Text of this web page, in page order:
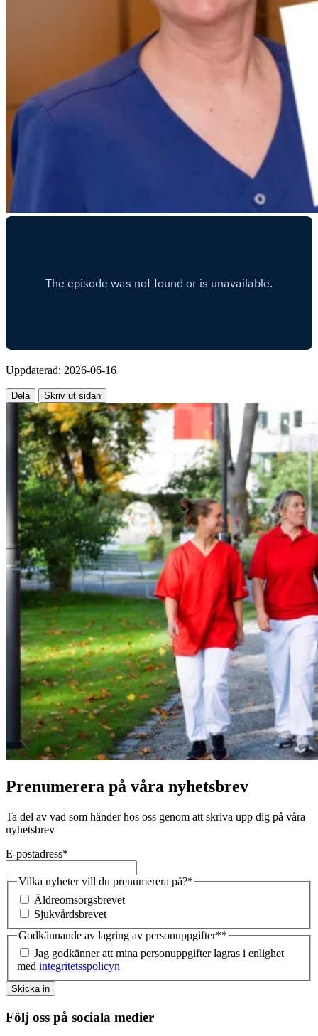
Uppdaterad: 2026-06-16
Dela Skriv ut sidan
Prenumerera på våra nyhetsbrev
Ta del av vad som händer hos oss genom att skriva upp dig på våra
nyhetsbrev
E-postadress*
Vilka nyheter vill du prenumerera på?*
Äldreomsorgsbrevet
Sjukvårdsbrevet
Godkännande av lagring av personuppgifter**
Jag godkänner att mina personuppgifter lagras i enlighet
med integritetsspolicyn
Skicka in
Följ oss på sociala medier